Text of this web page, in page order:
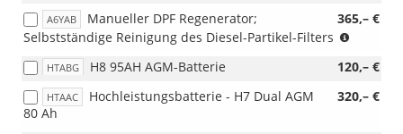
Digital
Pro
mit
PHEV)
A6YAB 365,– €
Manueller DPF Regenerator;
Selbstständige Reinigung des Diesel-Partikel-Filters
mit
HTABG 120,– €
H8 95AH AGM-Batterie
HTAAC 320,– €
Hochleistungsbatterie - H7 Dual AGM
80 Ah